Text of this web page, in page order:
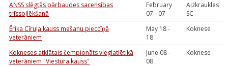
ANSS slēgtās pārbaudes sacensības
trīssoļlēkšanā
February
07 - 07
Aizkraukles
SC
Ērika Cīruļa kauss mešanu pieccīņā
veterāniem
May 18 -
18
Koknese
Kokneses atklātais čempionāts vieglatlētikā
veterāniem "Viestura kauss"
June 08 -
08
Koknese